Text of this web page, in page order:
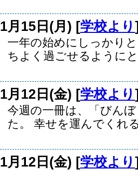
1月15日(月) [学校より
一年の始めにしっかり
ちよく過ごせるように
1月12日(金) [学校より
今週の一冊は、「びん
た。 幸せを運んでくれ
1月12日(金) [学校より